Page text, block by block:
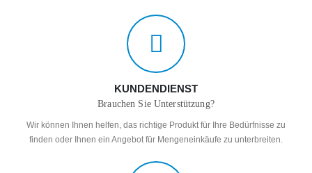
KUNDENDIENST
Brauchen Sie Unterstützung?
Wir können Ihnen helfen, das richtige Produkt für Ihre Bedürfnisse zu
finden oder Ihnen ein Angebot für Mengeneinkäufe zu unterbreiten.